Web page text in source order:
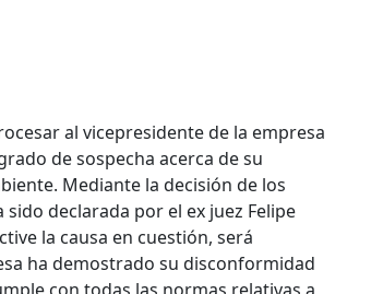
al vicepresidente de la empresa
de sospecha acerca de su
Mediante la decisión de los
declarada por el ex juez Felipe
la causa en cuestión, será
ha demostrado su disconformidad